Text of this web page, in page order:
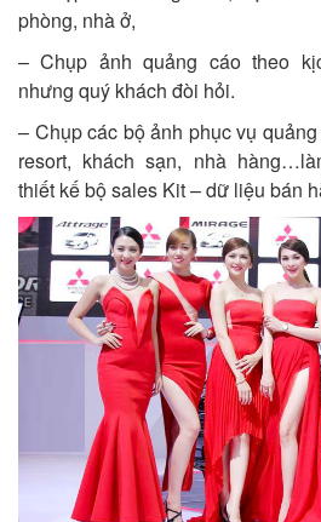
phòng, nhà ở,
– Chụp ảnh quảng cáo theo
nhưng quý khách đòi hỏi.
– Chụp các bộ ảnh phục vụ
resort, khách sạn, nhà
thiết kế bộ sales Kit – dữ liệu bán